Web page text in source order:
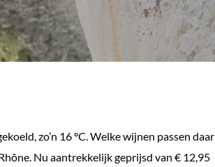
zo’n 16 ºC. Welke wijnen passen daar
Nu aantrekkelijk geprijsd van € 12,95